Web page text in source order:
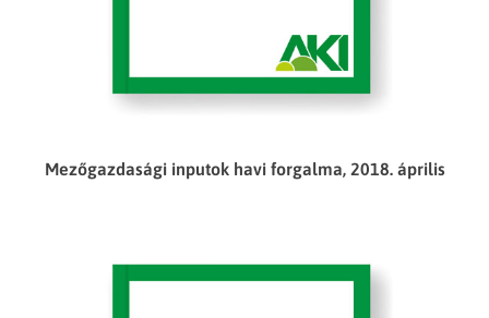
Mezőgazdasági inputok havi forgalma, 2018. április